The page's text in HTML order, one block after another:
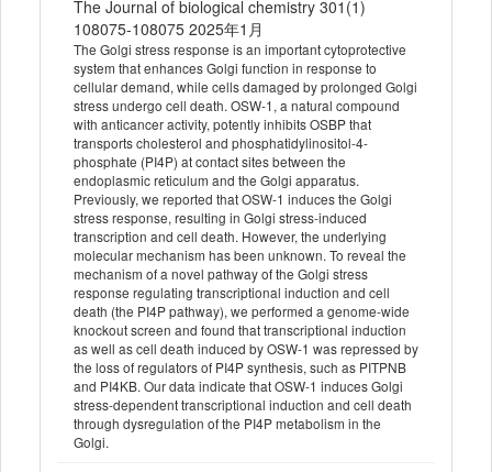
The Journal of biological chemistry 301(1)
108075-108075 2025年1月
The Golgi stress response is an important cytoprotective
system that enhances Golgi function in response to
cellular demand, while cells damaged by prolonged Golgi
stress undergo cell death. OSW-1, a natural compound
with anticancer activity, potently inhibits OSBP that
transports cholesterol and phosphatidylinositol-4-
phosphate (PI4P) at contact sites between the
endoplasmic reticulum and the Golgi apparatus.
Previously, we reported that OSW-1 induces the Golgi
stress response, resulting in Golgi stress-induced
transcription and cell death. However, the underlying
molecular mechanism has been unknown. To reveal the
mechanism of a novel pathway of the Golgi stress
response regulating transcriptional induction and cell
death (the PI4P pathway), we performed a genome-wide
knockout screen and found that transcriptional induction
as well as cell death induced by OSW-1 was repressed by
the loss of regulators of PI4P synthesis, such as PITPNB
and PI4KB. Our data indicate that OSW-1 induces Golgi
stress-dependent transcriptional induction and cell death
through dysregulation of the PI4P metabolism in the
Golgi.